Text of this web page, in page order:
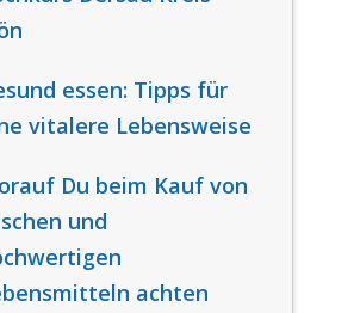
essen: Tipps für
vitalere Lebensweise
Du beim Kauf von
und
achten